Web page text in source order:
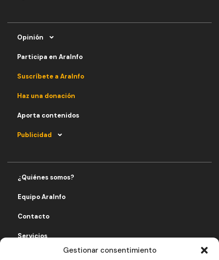
Gestionar consentimiento
Opinión
Participa en AraInfo
Suscríbete a AraInfo
Haz una donación
Aporta contenidos
Publicidad
¿Quiénes somos?
Equipo AraInfo
Contacto
Servicios
Fomentando economía solidaria